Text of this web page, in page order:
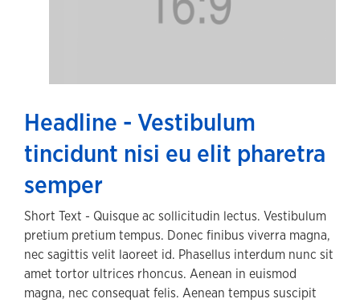
Headline - Vestibulum
tincidunt nisi eu elit pharetra
semper
Short Text - Quisque ac sollicitudin lectus. Vestibulum
pretium pretium tempus. Donec finibus viverra magna,
nec sagittis velit laoreet id. Phasellus interdum nunc sit
amet tortor ultrices rhoncus. Aenean in euismod
magna, nec consequat felis. Aenean tempus suscipit